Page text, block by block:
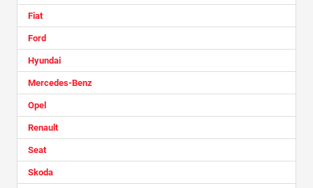
Fiat
Ford
Hyundai
Mercedes-Benz
Opel
Renault
Seat
Skoda